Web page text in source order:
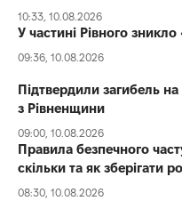
10:33, 10.08.2026
У частині Рівного зникло
09:36, 10.08.2026
Підтвердили загибель
з Рівненщини
09:00, 10.08.2026
Правила безпечного
скільки та як зберігати
08:30, 10.08.2026